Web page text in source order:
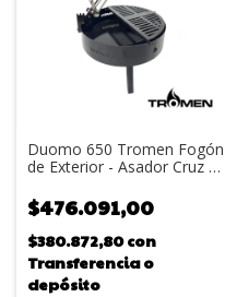
Duomo 650 Tromen Fogón
de Exterior - Asador Cruz y
$476.091,00
$380.872,80con
Transferencia o
depósito